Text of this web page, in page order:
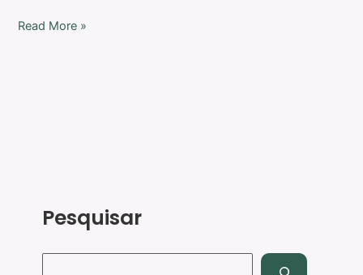
Read More »
Pesquisar